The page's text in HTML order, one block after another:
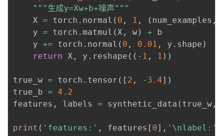
"""生成y=Xw+b+噪声"""
    X
= torch . normal ( 0 , 1 , ( num_examples ,
    y
= torch . matmul ( X , w) + b
    y
+= torch . normal ( 0 , 0.01 , y . shape )
return X , y . reshape ( ( - 1 , 1 ) )
true_w = torch . tensor ( [ 2 , - 3.4] )
true_b = 4.2
features , labels = synthetic_data ( true_w ,
print ( 'features:' , features [ 0] , '\nlabel:'